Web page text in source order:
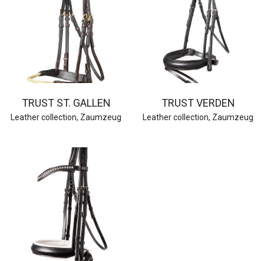
TRUST ST. GALLEN
Leather collection, Zaumzeug
TRUST VERDEN
Leather collection, Zaumzeug